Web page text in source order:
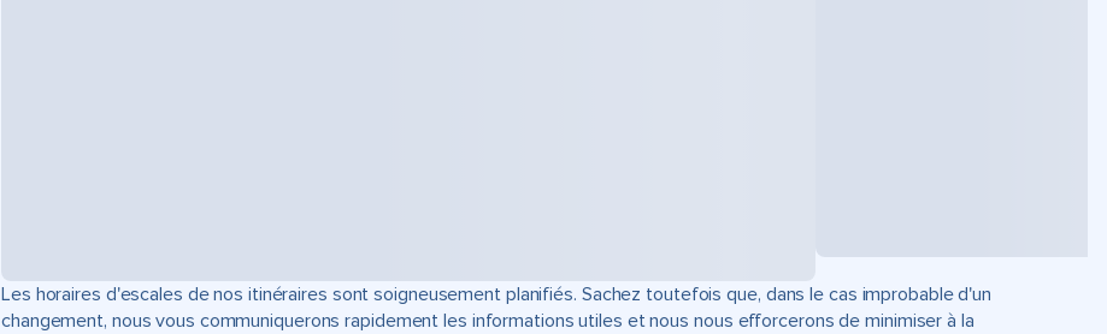
Les horaires d'escales de nos itinéraires sont soigneusement planifiés. Sachez toutefois que, dans le cas improbable d'un
changement, nous vous communiquerons rapidement les informations utiles et nous nous efforcerons de minimiser à la